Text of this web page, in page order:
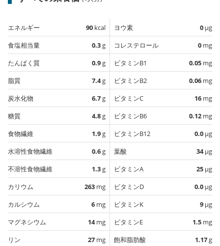
エネルギー 90 kcal
食塩相当量
0.3g
たんぱく質
0.9g
脂質
7.4g
炭水化物
6.7g
糖質
4.8g
食物繊維
1.9g
水溶性食物繊維
0.6g
不溶性食物繊維
1.3g
カリウム
263 mg
カルシウム
6 mg
マグネシウム
14mg
リン
27 mg
ヨウ素 0 µg
コレステロール
0 mg
ビタミンB1
0.05 mg
ビタミンB2
0.06 mg
ビタミンC
16 mg
ビタミンB6
0.12 mg
ビタミンB12
0.0 µg
葉酸
34µg
ビタミンA
25 µg
ビタミンD
0.0 µg
ビタミンK
9 µg
ビタミンE
1.5 mg
飽和脂肪酸
1.17g